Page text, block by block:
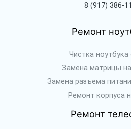
8 (917) 386-
Ремонт
Чистка
Замена матрицы
Замена разъема
Ремонт корпуса
Ремонт